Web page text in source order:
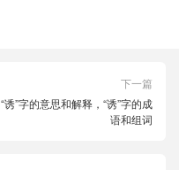
下一篇
“诱”字的意思和解释，“诱”字的成
语和组词